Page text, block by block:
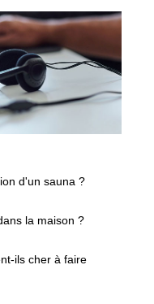
d'un sauna ?
la maison ?
ils cher à faire